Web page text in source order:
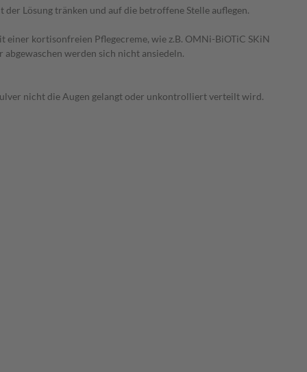
Lösung tränken und auf die betroffene Stelle auflegen.
einer kortisonfreien Pflegecreme, wie z.B. OMNi-BiOTiC SKiN
werden sich nicht ansiedeln.
nicht die Augen gelangt oder unkontrolliert verteilt wird.